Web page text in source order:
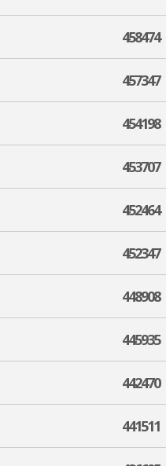
458474
457347
454198
453707
452464
452347
448908
445935
442470
441511